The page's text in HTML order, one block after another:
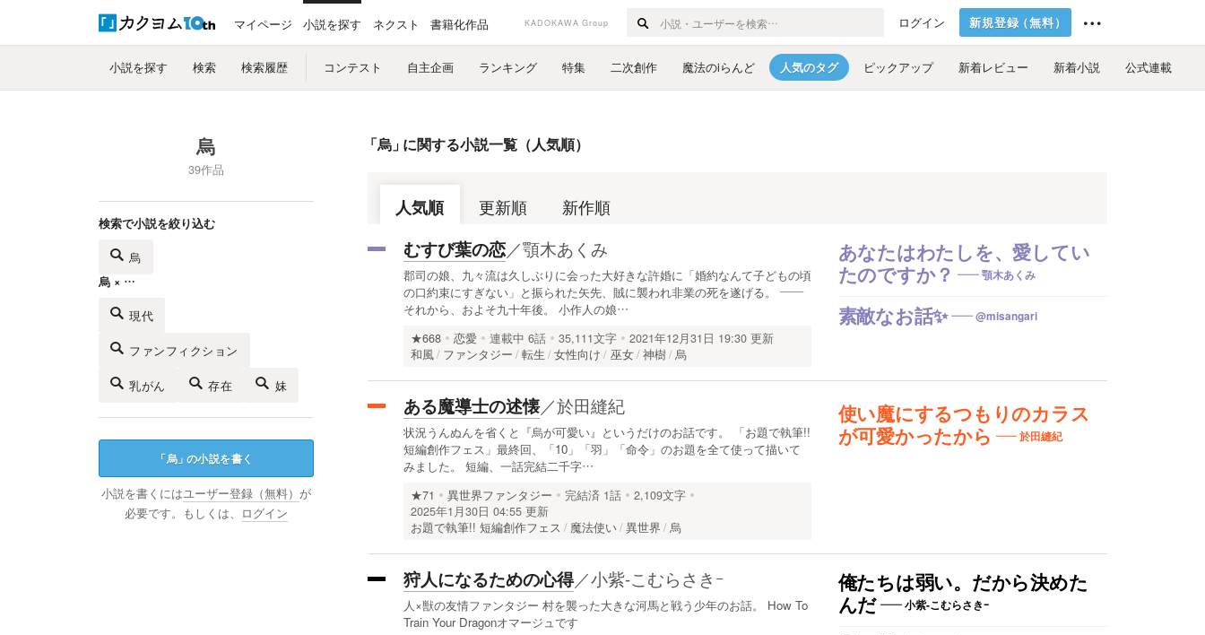
マイページ 小説を探す ネクスト 書籍化作品 KADOKAWA Group ログイン 新規登録（無料）
小説を探す 検索 検索履歴 コンテスト 自主企画 ランキング 特集 二次創作 魔法のiらんど 人気のタグ ピックアップ 新着レビュー 新着小説 公式連載
烏
39作品
検索で小説を絞り込む
烏
烏 × …
現代
ファンフィクション
乳がん 存在 妹
「烏 」の小説を書く
小説を書くにはユーザー登録（無料） が
必要です。もしくは、
ログイン
「烏 」に関する小説一覧（人気順）
人気順 更新順 新作順
あなたはわたしを、愛してい
たのですか？
顎木あくみ
素敵なお話✨ @misangari
むすび葉の恋／顎木あくみ
郡司の娘、九々流は久しぶりに会った大好きな許婚に「婚約なんて子どもの頃
の口約束にすぎない」と振られた矢先、賊に襲われ非業の死を遂げる。 ――
それから、およそ九十年後。 小作人の娘…
★668 恋愛 連載中 6話 35,111文字
2021年12月31日 19:30 更新
和風
ファンタジー 転生 女性向け 巫女 神樹 烏
使い魔にするつもりのカラス
が可愛かったから
於田縫紀
ある魔導士の述懐／於田縫紀
状況うんぬんを省くと『烏が可愛い』というだけのお話です。 「お題で執筆!!
短編創作フェス」最終回、「10」「羽」「命令」のお題を全て使って描いて
みました。 短編、一話完結二千字…
★71 異世界ファンタジー 完結済 1話
2,109文字
2025年1月30日 04:55 更新
お題で執筆!! 短編創作フェス
魔法使い 異世界 烏
俺たちは弱い。だから決めた
んだ
小紫-こむらさきｰ
狩人になるための心得／小紫-こむらさきｰ
人×獣の友情ファンタジー 村を襲った大きな河馬と戦う少年のお話。 How To
Train Your Dragonオマージュです